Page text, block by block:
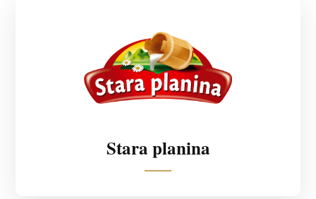
Stara planina